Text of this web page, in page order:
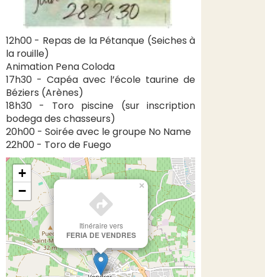
12h00 - Repas de la Pétanque (Seiches à
la rouille)
Animation Pena Coloda
17h30 - Capéa avec l’école taurine de
Béziers (Arènes)
18h30 - Toro piscine (sur inscription
bodega des chasseurs)
20h00 - Soirée avec le groupe No Name
22h00 - Toro de Fuego
Itinéraire vers
FERIA DE VENDRES
×
+
−